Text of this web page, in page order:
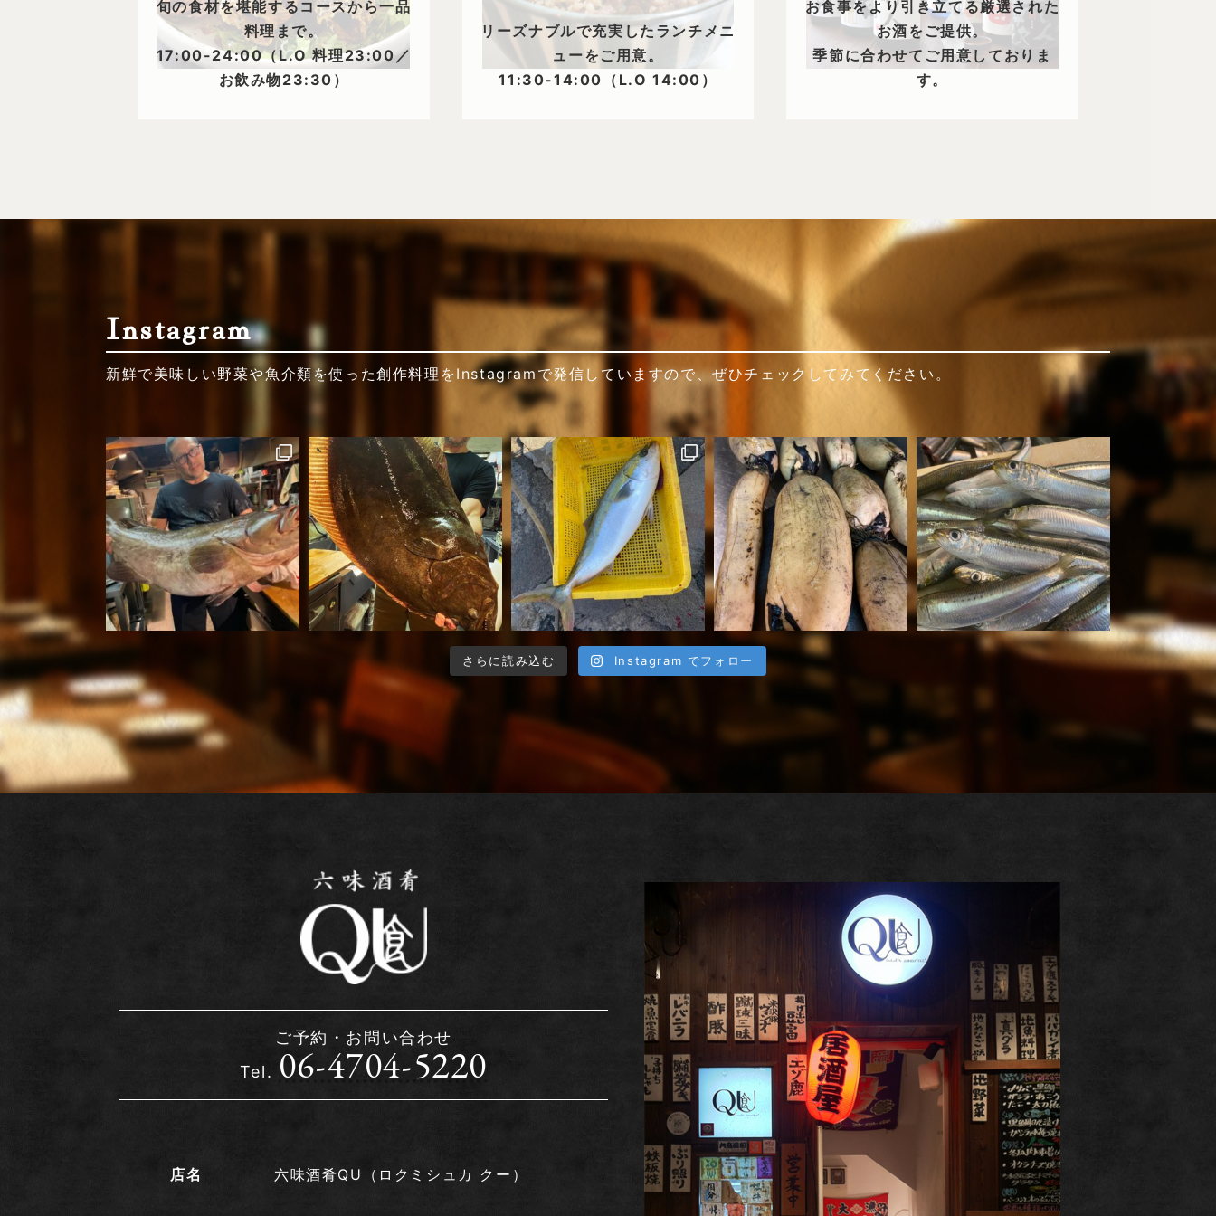
旬の食材を堪能するコースから一品
料理まで。
17:00-24:00（L.O 料理23:00／
お飲み物23:30）
リーズナブルで充実したランチメニ
ューをご用意。
11:30-14:00（L.O 14:00）
お食事をより引き立てる厳選された
お酒をご提供。
季節に合わせてご用意しておりま
す。
Instagram
新鮮で美味しい野菜や魚介類を使った創作料理をInstagramで発信していますので、ぜひチェックしてみてください。
さらに読み込む Instagram でフォロー
ご予約・お問い合わせ
Tel. 06-4704-5220
店名 六味酒肴QU（ロクミシュカ クー）